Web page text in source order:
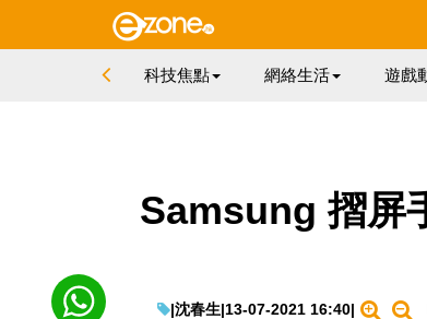
科技焦點 網絡生活 遊戲
Samsung 摺屏
|沈春生|13-07-2021 16:40|